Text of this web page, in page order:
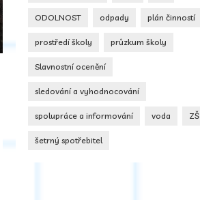
ODOLNOST odpady plán činností
prostředí školy průzkum školy
Slavnostní ocenění
sledování a vyhodnocování
spolupráce a informování voda ZŠ
šetrný spotřebitel